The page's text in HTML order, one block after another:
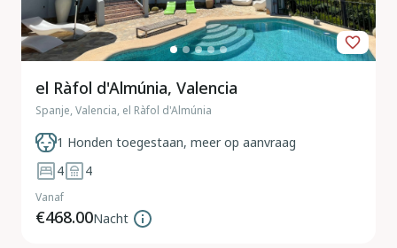
el Ràfol d'Almúnia, Valencia
Spanje, Valencia, el Ràfol d'Almúnia
1 Honden toegestaan, meer op aanvraag
4
4
Vanaf
€468.00Nacht